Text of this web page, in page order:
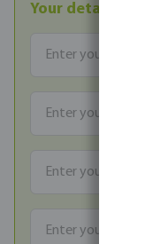
Your details